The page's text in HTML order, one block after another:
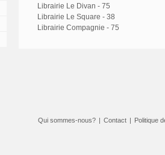
Librairie Le Divan - 75
Librairie Le Square - 38
Librairie Compagnie - 75
Qui sommes-nous? | Contact | Politique